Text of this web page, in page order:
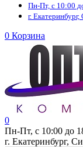
Пн-Пт, с 10:00
г.
0 Корзина
0
Пн-Пт, с 10:00 до
г. Екатеринбург,